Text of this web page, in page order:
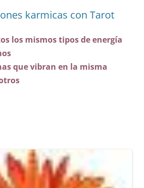
karmicas con Tarot
los mismos tipos de energía
que vibran en la misma